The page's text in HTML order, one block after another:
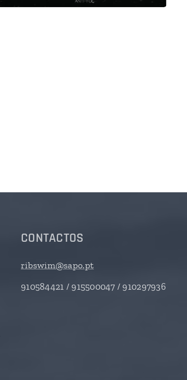
CONTACTOS
ribswim@sapo.pt
910584421 / 915500047 / 910297936